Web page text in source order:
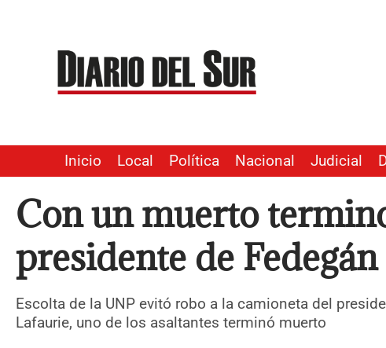
contenido
Inicio Local Política Nacional Judicial
Con un muerto
presidente de Fedegán
Escolta de la UNP evitó robo a la camioneta del
Lafaurie, uno de los asaltantes terminó muerto